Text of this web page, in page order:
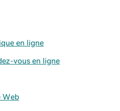
en ligne
vous en ligne
Web